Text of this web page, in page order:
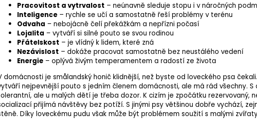
Pracovitost a vytrvalost – neúnavně sleduje stopu i v náročných
Inteligence – rychle se učí a samostatně řeší problémy v terénu
Odvaha – nebojácně čelí překážkám a nepřízni počasí
Lojalita – vytváří si silné pouto se svou rodinou
Přátelskost – je vlídný k lidem, které zná
Nezávislost – dokáže pracovat samostatně bez neustálého vedení
Energie – oplývá živým temperamentem a radostí ze života
domácnosti je smålandský honič klidnější, než byste od loveckého psa
nejpevnější pouto s jedním členem domácnosti, ale má rád všechny.
ale u malých dětí je třeba dozor. K cizím je zpočátku rezervovaný,
přijímá návštěvy bez potíží. S jinými psy většinou dobře vychází,
Díky loveckému pudu však může být problémem soužití s malými